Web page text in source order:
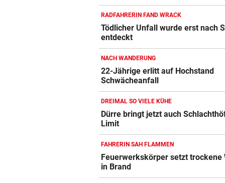
RADFAHRERIN FAND WRACK
Tödlicher Unfall wurde erst nach
entdeckt
NACH WANDERUNG
22-Jährige erlitt auf Hochstand
Schwächeanfall
DREIMAL SO VIELE KÜHE
Dürre bringt jetzt auch
Limit
FAHRERIN SAH FLAMMEN
Feuerwerkskörper setzt trockene
in Brand